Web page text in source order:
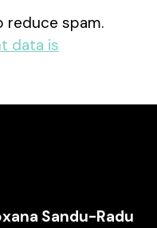
reduce spam.
data is
Sandu-Radu